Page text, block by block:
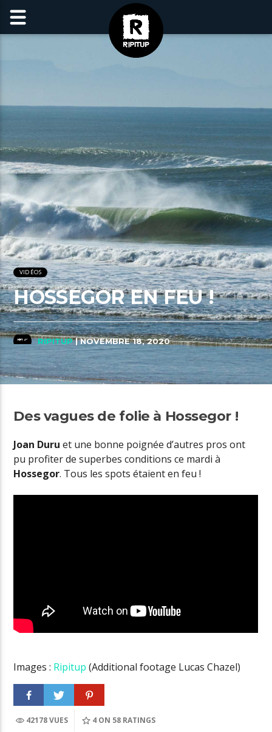
VIDÉOS
HOSSEGOR EN FEU !
RIPITUP| NOVEMBRE 18, 2020
Des vagues de folie à Hossegor !
Joan Duru et une bonne poignée d’autres pros ont
pu profiter de superbes conditions ce mardi à
Hossegor. Tous les spots étaient en feu !
Images : Ripitup (Additional footage Lucas Chazel)
42178 VUES 4 ON 58 RATINGS